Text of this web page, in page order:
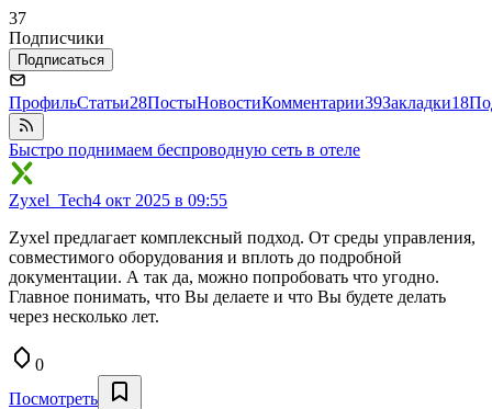
37
Подписчики
Подписаться
ПрофильСтатьи28ПостыНовостиКомментарии39Закладки18
Быстро поднимаем беспроводную сеть в отеле
Zyxel_Tech4 окт 2025 в 09:55
Zyxel предлагает комплексный подход. От среды управления,
совместимого оборудования и вплоть до подробной
документации. А так да, можно попробовать что угодно.
Главное понимать, что Вы делаете и что Вы будете делать
через несколько лет.
0
Посмотреть